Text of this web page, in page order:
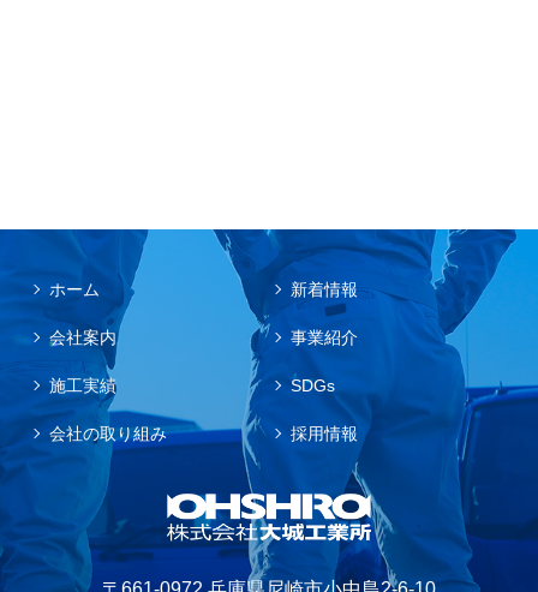
ホーム 新着情報
会社案内 事業紹介
施工実績 SDGs
会社の取り組み 採用情報